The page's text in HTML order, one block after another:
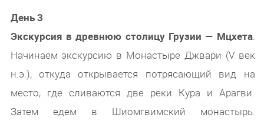
День 3
Экскурсия в древнюю столицу Грузии — Мцхета.
Начинаем экскурсию в Монастыре Джвари (V век
н.э.), откуда открывается потрясающий вид на
место, где сливаются две реки Кура и Арагви.
Затем едем в Шиомгвимский монастырь.